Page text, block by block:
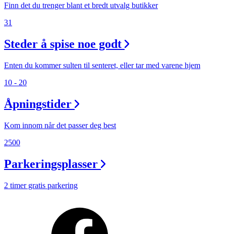
Finn det du trenger blant et bredt utvalg butikker
31
Steder å spise noe godt
Enten du kommer sulten til senteret, eller tar med varene hjem
10 - 20
Åpningstider
Kom innom når det passer deg best
2500
Parkeringsplasser
2 timer gratis parkering